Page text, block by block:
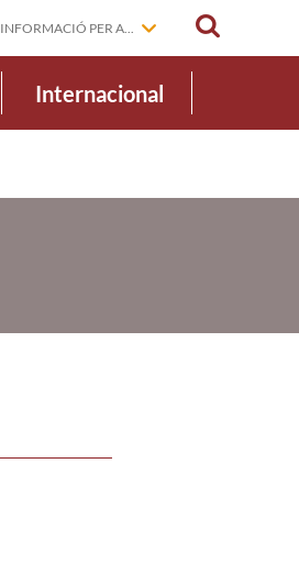
INFORMACIÓ PER A...
Internacional